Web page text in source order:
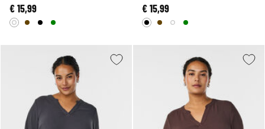
€ 15,99 € 15,99